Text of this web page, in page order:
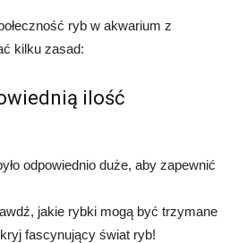
ryb w akwarium z
kilku zasad:
ilość
odpowiednio duże, aby zapewnić
jakie rybki mogą być trzymane
fascynujący świat ryb!